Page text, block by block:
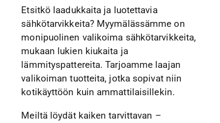
Etsitkö laadukkaita ja luotettavia
sähkötarvikkeita? Myymälässämme on
monipuolinen valikoima sähkötarvikkeita,
mukaan lukien kiukaita ja
lämmityspattereita. Tarjoamme laajan
valikoiman tuotteita, jotka sopivat niin
kotikäyttöön kuin ammattilaisillekin.
Meiltä löydät kaiken tarvittavan –